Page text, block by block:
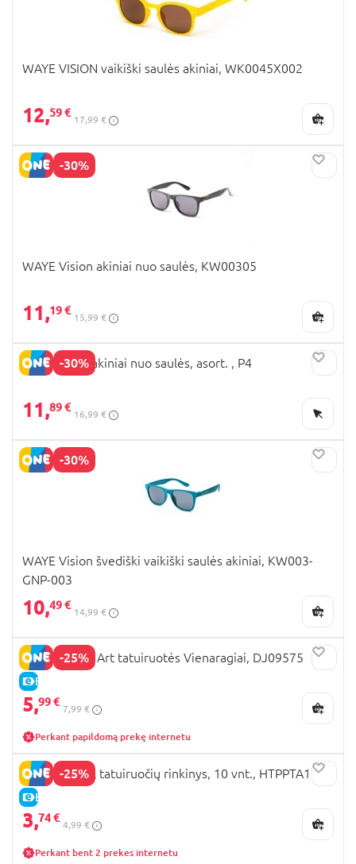
WAYE VISION vaikiški saulės akiniai, WK0045X002
12,59 €
17,99 €
-30%
WAYE Vision akiniai nuo saulės, KW00305
11,19 €
15,99 €
-30%
MINIBRILLA akiniai nuo saulės, asort. , P4
11,89 €
16,99 €
-30%
WAYE Vision švediški vaikiški saulės akiniai, KW003-
GNP-003
10,49 €
14,99 €
-25%
E-KAINA
DJECO Body Art tatuiruotės Vienaragiai, DJ09575
5,99 €
7,99 €
Perkant papildomą prekę internetu
-25%
E-KAINA
PAW PATROL tatuiruočių rinkinys, 10 vnt., HTPPTA100
3,74 €
4,99 €
Perkant bent 2 prekes internetu